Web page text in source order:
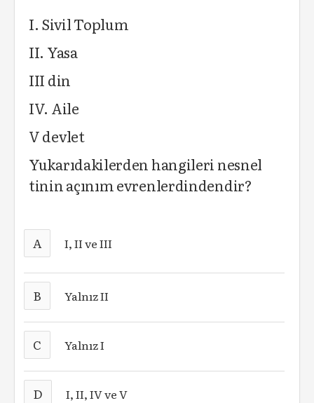
I. Sivil Toplum
II. Yasa
III din
IV. Aile
V devlet
Yukarıdakilerden hangileri nesnel
tinin açınım evrenlerdindendir?
A I, II ve III
B Yalnız II
C Yalnız I
D I, II, IV ve V